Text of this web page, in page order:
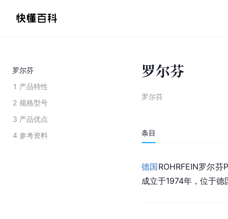
罗尔芬
1 产品特性
2 规格型号
3 产品优点
4 参考资料
罗尔芬
罗尔芬
条目
德国ROHRFEIN罗尔芬
成立于1974年，位于